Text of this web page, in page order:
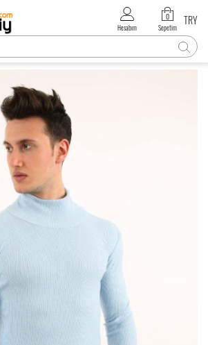
Hesabım
0
Sepetim
TRY